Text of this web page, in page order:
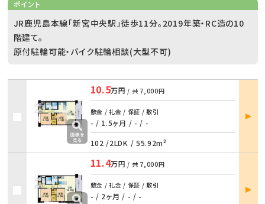
ポイント
JR鹿児島本線「新宮中央駅」徒歩11分。2019年築・RC造の10
階建て。
原付駐輪可能・バイク駐輪相談(大型不可)
10.5万円 / 共 7,000円
敷金 / 礼金 / 保証 / 敷引
- / 1.5ヶ月 / - / -
102 /2LDK / 55.92m²
部屋
詳細
11.4万円 / 共 7,000円
敷金 / 礼金 / 保証 / 敷引
- / 2ヶ月 / - / -
部屋
詳細